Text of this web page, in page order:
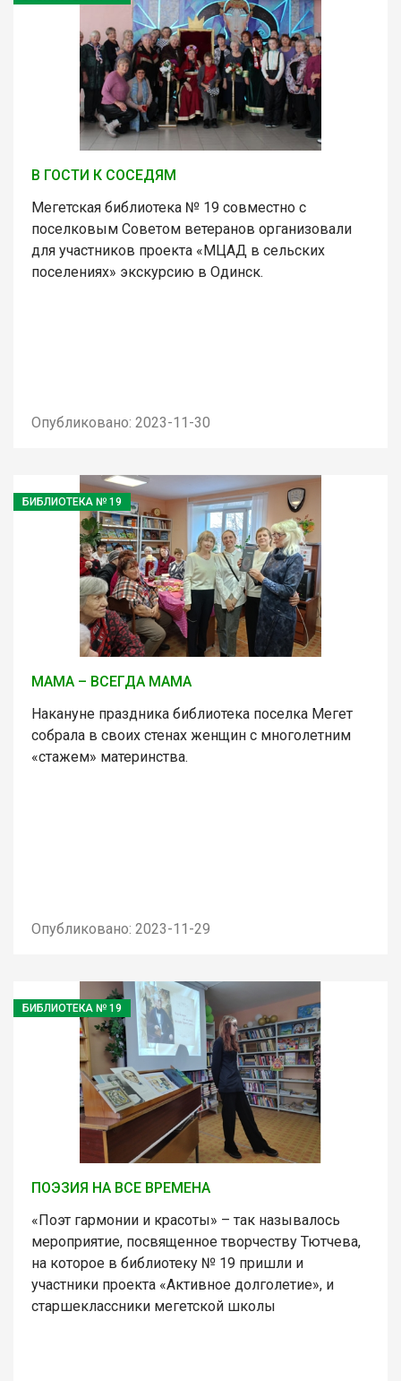
В ГОСТИ К СОСЕДЯМ
Мегетская библиотека № 19 совместно с
поселковым Советом ветеранов организовали
для участников проекта «МЦАД в сельских
поселениях» экскурсию в Одинск.
Опубликовано: 2023-11-30
БИБЛИОТЕКА № 19
МАМА – ВСЕГДА МАМА
Накануне праздника библиотека поселка Мегет
собрала в своих стенах женщин с многолетним
«стажем» материнства.
Опубликовано: 2023-11-29
БИБЛИОТЕКА № 19
ПОЭЗИЯ НА ВСЕ ВРЕМЕНА
«Поэт гармонии и красоты» – так называлось
мероприятие, посвященное творчеству Тютчева,
на которое в библиотеку № 19 пришли и
участники проекта «Активное долголетие», и
старшеклассники мегетской школы